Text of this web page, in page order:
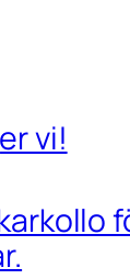
vi!